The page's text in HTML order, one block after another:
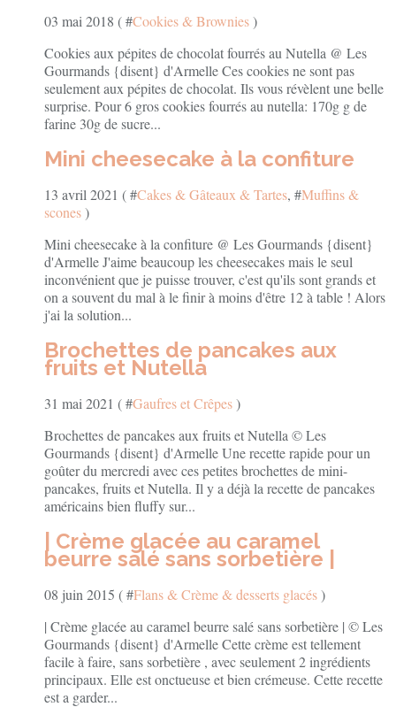
03 mai 2018 ( #Cookies & Brownies)
Cookies aux pépites de chocolat fourrés au Nutella @ Les
Gourmands {disent} d'Armelle Ces cookies ne sont pas
seulement aux pépites de chocolat. Ils vous révèlent une belle
surprise. Pour 6 gros cookies fourrés au nutella: 170g g de
farine 30g de sucre...
Mini cheesecake à la confiture
13 avril 2021 ( #Cakes & Gâteaux & Tartes, #Muffins &
scones)
Mini cheesecake à la confiture @ Les Gourmands {disent}
d'Armelle J'aime beaucoup les cheesecakes mais le seul
inconvénient que je puisse trouver, c'est qu'ils sont grands et
on a souvent du mal à le finir à moins d'être 12 à table ! Alors
j'ai la solution...
Brochettes de pancakes aux
fruits et Nutella
31 mai 2021 ( #Gaufres et Crêpes)
Brochettes de pancakes aux fruits et Nutella © Les
Gourmands {disent} d'Armelle Une recette rapide pour un
goûter du mercredi avec ces petites brochettes de mini-
pancakes, fruits et Nutella. Il y a déjà la recette de pancakes
américains bien fluffy sur...
| Crème glacée au caramel
beurre salé sans sorbetière |
08 juin 2015 ( #Flans & Crème & desserts glacés)
| Crème glacée au caramel beurre salé sans sorbetière | © Les
Gourmands {disent} d'Armelle Cette crème est tellement
facile à faire, sans sorbetière , avec seulement 2 ingrédients
principaux. Elle est onctueuse et bien crémeuse. Cette recette
est a garder...